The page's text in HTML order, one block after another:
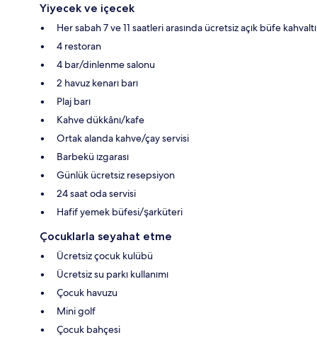
Yiyecek ve içecek
Her sabah 7 ve 11 saatleri arasında ücretsiz açık büfe kahvaltı
4 restoran
4 bar/dinlenme salonu
2 havuz kenarı barı
Plaj barı
Kahve dükkânı/kafe
Ortak alanda kahve/çay servisi
Barbekü ızgarası
Günlük ücretsiz resepsiyon
24 saat oda servisi
Hafif yemek büfesi/şarküteri
Çocuklarla seyahat etme
Ücretsiz çocuk kulübü
Ücretsiz su parkı kullanımı
Çocuk havuzu
Mini golf
Çocuk bahçesi